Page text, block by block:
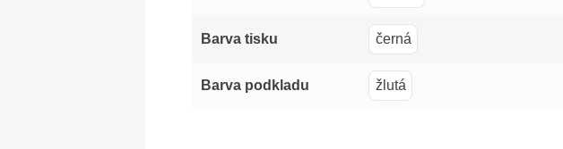
Barva tisku černá
Barva podkladu žlutá